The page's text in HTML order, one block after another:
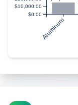
Aluminum
$0.00
$10,000.00